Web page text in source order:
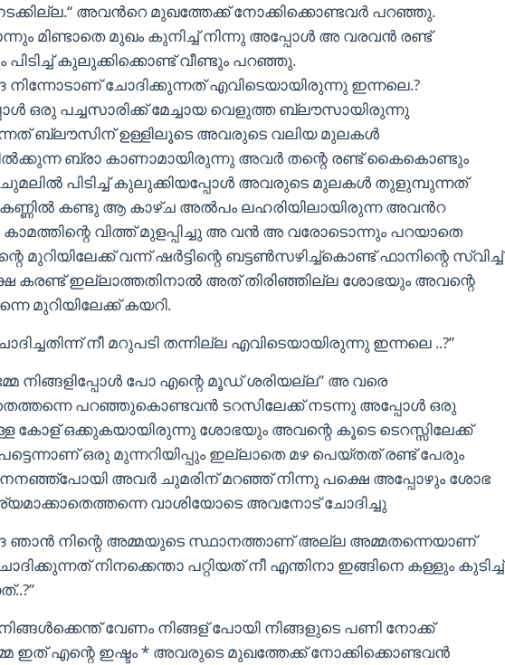
അവൻറെ മുഖത്തേക്ക് നോക്കിക്കൊണ്ടവർ പറഞ്ഞു.
മിണ്ടാതെ മുഖം കുനിച്ച് നിന്നു അപ്പോൾ അ വരവൻ രണ്ട്
പിടിച്ച് കുലുക്കിക്കൊണ്ട് വീണ്ടും പറഞ്ഞു.
നിന്നോടാണ് ചോദിക്കുന്നത് എവിടെയായിരുന്നു ഇന്നലെ.?
ഒരു പച്ചസാരിക്ക് മേച്ചായ വെളുത്ത ബ്ലൗസായിരുന്നു
ബ്ലൗസിന് ഉള്ളിലൂടെ അവരുടെ വലിയ മുലകൾ
ബ്രാ കാണാമായിരുന്നു അവർ തന്റെ രണ്ട് കൈകൊണ്ടും
പിടിച്ച് കുലുക്കിയപ്പോൾ അവരുടെ മുലകൾ തുളുമ്പുന്നത്
കണ്ടു ആ കാഴ്ച അൽപം ലഹരിയിലായിരുന്ന അവൻറ
കാമത്തിന്റെ വിത്ത് മുളപ്പിച്ചു അ വൻ അ വരോടൊന്നും പറയാതെ
മുറിയിലേക്ക് വന്ന് ഷർട്ടിന്റെ ബട്ടൺസഴിച്ച്കൊണ്ട് ഫാനിന്റെ സ്വിച്ച്
കരണ്ട് ഇല്ലാത്തതിനാൽ അത് തിരിഞ്ഞില്ല ശോഭയും അവന്റെ
മുറിയിലേക്ക് കയറി.
നീ മറുപടി തന്നില്ല എവിടെയായിരുന്നു ഇന്നലെ ..?”
നിങ്ങളിപ്പോൾ പോ എന്റെ മൂഡ് ശരിയല്ല” അ വരെ
പറഞ്ഞുകൊണ്ടവൻ ടറസിലേക്ക് നടന്നു അപ്പോൾ ഒരു
കോള് ഒക്കുകയായിരുന്നു ശോഭയും അവന്റെ കൂടെ ടെറസ്സിലേക്ക്
ഒരു മുന്നറിയിപ്പും ഇല്ലാതെ മഴ പെയ്തത് രണ്ട് പേരും
നനഞ്ഞ്പോയി അവർ ചുമരിന് മറഞ്ഞ് നിന്നു പക്ഷെ അപ്പോഴും ശോഭ
വാശിയോടെ അവനോട് ചോദിച്ചു
ഞാൻ നിന്റെ അമ്മയുടെ സ്ഥാനത്താണ് അല്ല അമ്മതന്നെയാണ്
നിനക്കെന്താ പറ്റിയത് നീ എന്തിനാ ഇങ്ങിനെ കള്ളും കുടിച്ച്
വേണം നിങ്ങള് പോയി നിങ്ങളുടെ പണി നോക്ക്
ഇത് എന്റെ ഇഷ്ടം * അവരുടെ മുഖത്തേക്ക് നോക്കിക്കൊണ്ടവൻ